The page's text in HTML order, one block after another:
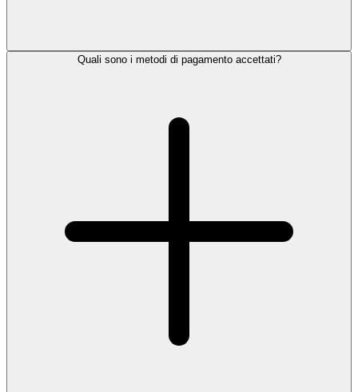
Quali sono i metodi di pagamento accettati?